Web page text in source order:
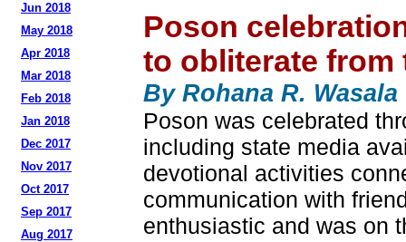
Jun 2018
May 2018
Apr 2018
Mar 2018
Feb 2018
Jan 2018
Dec 2017
Nov 2017
Oct 2017
Sep 2017
Aug 2017
Poson
to obliterate
By Rohana R. Wasala
Poson was celebrated
including state media
devotional activities
communication with
enthusiastic and was on